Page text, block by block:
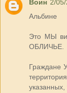
Воин 2/
Альбине
Это МЫ
ОБЛИЧЬЕ.
Граждане
указанных,